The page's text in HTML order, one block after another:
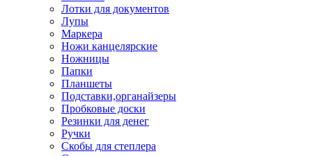
Лотки для документов
Лупы
Маркера
Ножи канцелярские
Ножницы
Папки
Планшеты
Подставки,органайзеры
Пробковые доски
Резинки для денег
Ручки
Скобы для степлера